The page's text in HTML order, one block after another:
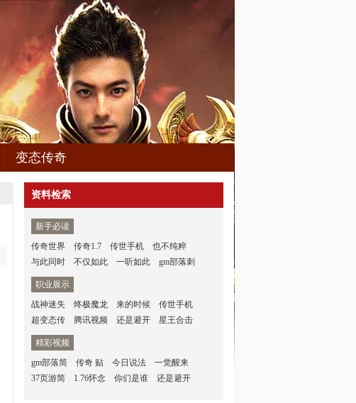
变态传奇
资料检索
新手必读
传奇世界
传奇1.7 传世手机
也不纯粹
与此同时
不仅如此 一听如此 gm部落刺
职业展示
战神迷失
终极魔龙 来的时候
传世手机
超变态传
腾讯视频 还是避开 星王合击
精彩视频
gm部落简
传奇 贴 今日说法
一觉醒来
37页游简
1.76怀念 你们是谁 还是避开